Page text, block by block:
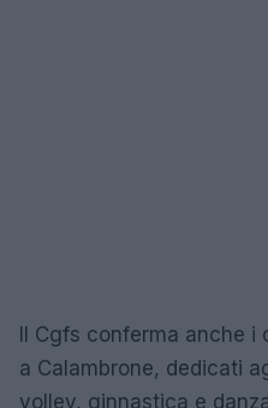
Il Cgfs conferma anche
a Calambrone, dedicati
volley, ginnastica e